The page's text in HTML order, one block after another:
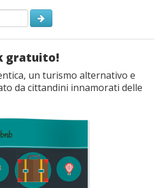
gratuito!
un turismo alternativo e
da cittandini innamorati delle